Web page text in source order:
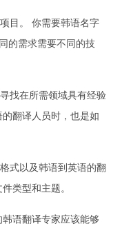
目。 你需要韩语名字
的需求需要不同的技
找在所需领域具有经验
翻译人员时，也是如
式以及韩语到英语的翻
类型和主题。
语翻译专家应该能够